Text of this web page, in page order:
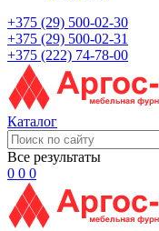
+375 (29) 500-02-30
+375 (29) 500-02-31
+375 (222) 74-78-00
Каталог
Все результаты
0 0 0